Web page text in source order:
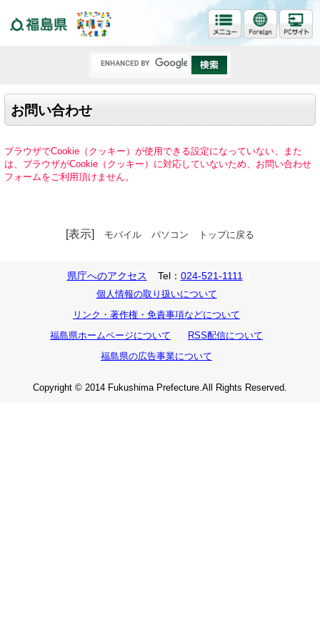
お問い合わせ
ブラウザでCookie（クッキー）が使用できる設定になっていない、また
は、ブラウザがCookie（クッキー）に対応していないため、お問い合わせ
フォームをご利用頂けません。
[表示] モバイル パソコン トップに戻る
県庁へのアクセス Tel： 024-521-1111
個人情報の取り扱いについて
リンク・著作権・免責事項などについて
福島県ホームページについて
RSS配信について
福島県の広告事業について
Copyright © 2014 Fukushima Prefecture.All Rights Reserved.